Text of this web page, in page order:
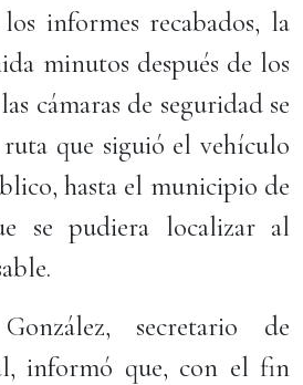
informes recabados, la
minutos después de los
cámaras de seguridad se
que siguió el vehículo
hasta el municipio de
se pudiera localizar al
secretario de
informó que, con el fin